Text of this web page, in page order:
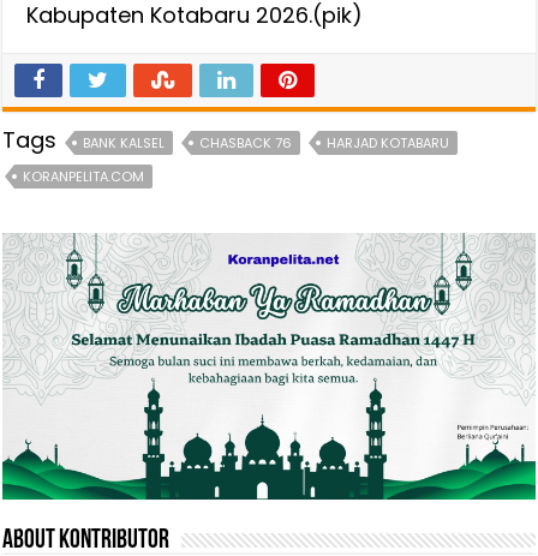
Kabupaten Kotabaru 2026.(pik)
Tags BANK KALSEL CHASBACK 76
HARJAD KOTABARU
KORANPELITA.COM
About Kontributor